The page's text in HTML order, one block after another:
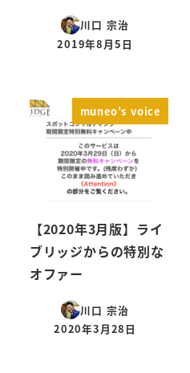
川口 宗治
投稿日
2019年8月5日
muneo's voice
【2020年3月版】ライ
ブリッジからの特別な
オファー
川口 宗治
投稿日
2020年3月28日